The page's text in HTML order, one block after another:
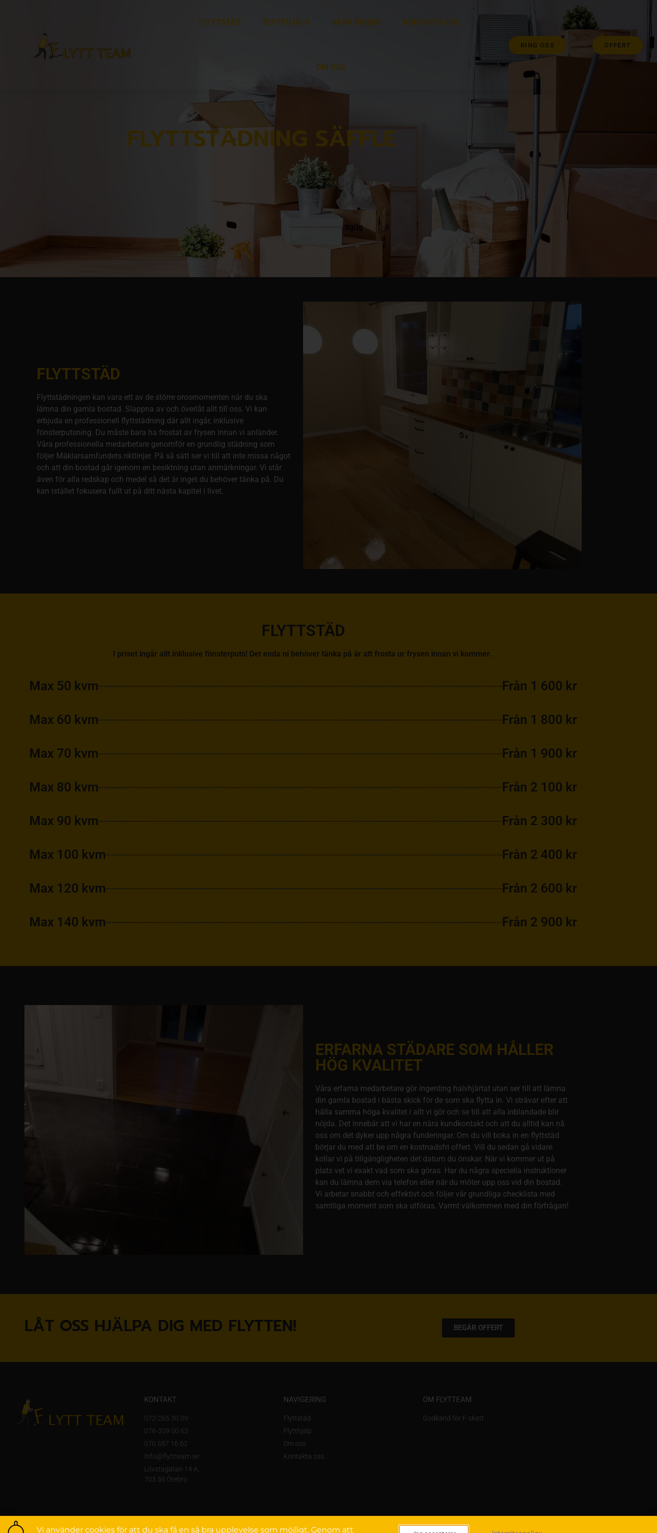
FLYTTSTÄD FLYTTHJÄLP VÅRA PRISER KONTAKTA OSS
OM OSS
RING OSS OFFERT
FLYTTSTÄDNING SÄFFLE
FLYTTSTÄD
Flyttstädningen kan vara ett av de större orosmomenten när du ska
lämna din gamla bostad. Slappna av och överlåt allt till oss. Vi kan
erbjuda en professionell flyttstädning där allt ingår, inklusive
fönsterputsning. Du måste bara ha frostat av frysen innan vi anländer.
Våra professionella medarbetare genomför en grundlig städning som
följer Mäklarsamfundets riktlinjer. På så sätt ser vi till att inte missa något
och att din bostad går igenom en besiktning utan anmärkningar. Vi står
även för alla redskap och medel så det är inget du behöver tänka på. Du
kan istället fokusera fullt ut på ditt nästa kapitel i livet.
FLYTTSTÄD
I priset ingår allt inklusive fönsterputs! Det enda ni behöver tänka på är att frosta ur frysen innan vi kommer.
Max 50 kvm Från 1 600 kr
Max 60 kvm Från 1 800 kr
Max 70 kvm Från 1 900 kr
Max 80 kvm Från 2 100 kr
Max 90 kvm Från 2 300 kr
Max 100 kvm Från 2 400 kr
Max 120 kvm Från 2 600 kr
Max 140 kvm Från 2 900 kr
ERFARNA STÄDARE SOM HÅLLER
HÖG KVALITET
Våra erfarna medarbetare gör ingenting halvhjärtat utan ser till att lämna
din gamla bostad i bästa skick för de som ska flytta in. Vi strävar efter att
hålla samma höga kvalitet i allt vi gör och se till att alla inblandade blir
nöjda. Det innebär att vi har en nära kundkontakt och att du alltid kan nå
oss om det dyker upp några funderingar. Om du vill boka in en flyttstäd
börjar du med att be om en kostnadsfri offert. Vill du sedan gå vidare
kollar vi på tillgängligheten det datum du önskar. När vi kommer ut på
plats vet vi exakt vad som ska göras. Har du några speciella instruktioner
kan du lämna dem via telefon eller när du möter upp oss vid din bostad.
Vi arbetar snabbt och effektivt och följer vår grundliga checklista med
samtliga moment som ska utföras. Varmt välkommen med din förfrågan!
LÅT OSS HJÄLPA DIG MED FLYTTEN! BEGÄR OFFERT
KONTAKT
072-265 30 09
076-309 00 62
070 587 16 62
Info@flyttteam.se
Lövstagatan 14 A,
703 56 Örebro
NAVIGERING
Flyttstäd
Flytthjälp
Om oss
Kontakta oss
OM FLYTTEAM
Godkänd för F-skatt
Vi använder cookies för att du ska få en så bra upplevelse som möjligt. Genom att